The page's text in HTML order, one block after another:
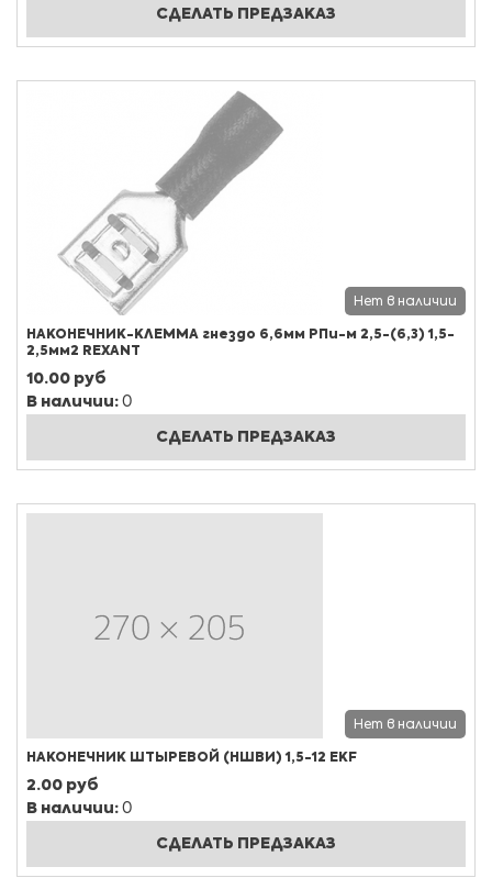
СДЕЛАТЬ ПРЕДЗАКАЗ
Нет в наличии
НАКОНЕЧНИК-КЛЕММА гнездо 6,6мм РПи-м 2,5-(6,3) 1,5-
2,5мм2 REXANT
10.00 руб
В наличии: 0
СДЕЛАТЬ ПРЕДЗАКАЗ
Нет в наличии
НАКОНЕЧНИК ШТЫРЕВОЙ (НШВИ) 1,5-12 EKF
2.00 руб
В наличии: 0
СДЕЛАТЬ ПРЕДЗАКАЗ